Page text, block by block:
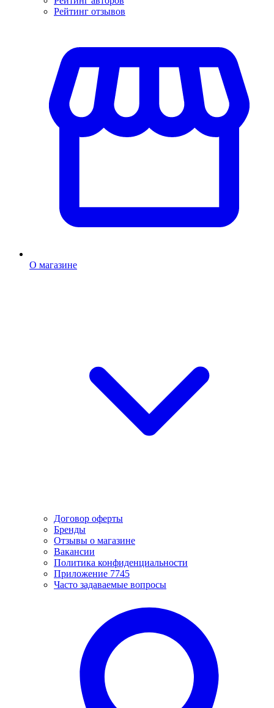
Рейтинг отзывов
О магазине
Договор оферты
Бренды
Отзывы о магазине
Вакансии
Политика конфиденциальности
Приложение 7745
Часто задаваемые вопросы